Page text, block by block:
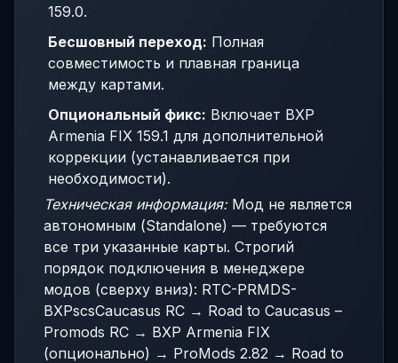
159.0.
Бесшовный переход: Полная
совместимость и плавная граница
между картами.
Опциональный фикс: Включает BXP
Armenia FIX 159.1 для дополнительной
коррекции (устанавливается при
необходимости).
Техническая информация:Мод не является
автономным (Standalone) — требуются
все три указанные карты. Строгий
порядок подключения в менеджере
модов (сверху вниз): RTC-PRMDS-
BXPscsCaucasus RC → Road to Caucasus –
Promods RC → BXP Armenia FIX
(опционально) → ProMods 2.82 → Road to